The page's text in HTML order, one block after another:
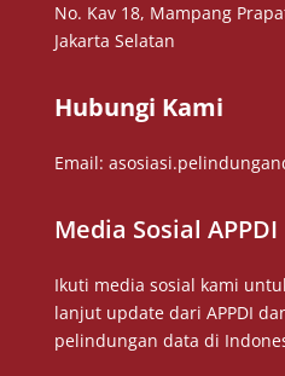
No. Kav 18, Mampang
Jakarta Selatan
Hubungi Kami
Email:
Media Sosial APPDI
Ikuti media sosial kami
lanjut update dari APPDI
pelindungan data di